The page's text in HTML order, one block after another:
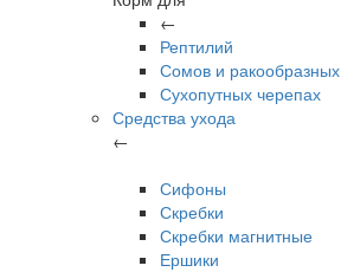
←
Рептилий
Сомов и ракообразных
Сухопутных черепах
Средства ухода
←
Сифоны
Скребки
Скребки магнитные
Ершики